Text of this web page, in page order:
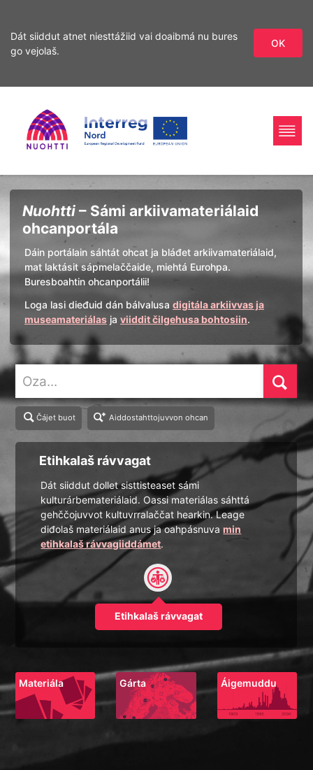
Dát siiddut atnet niesttážiid vai doaibmá nu bures
go vejolaš.
OK
ohcamii
sisdollui
Home
Page
Interreg
Nord
Ohcan
Nuohtti – Sámi arkiivamateriálaid
ohcanportála
Dáin portálain sáhtát ohcat ja bláđet arkiivamateriálaid,
mat laktásit sápmelaččaide, miehtá Eurohpa.
Buresboahtin ohcanportálii!
Loga lasi dieđuid dán bálvalusa digitála arkiivvas ja
museamateriálas ja viiddit čilgehusa bohtosiin.
Čájet buot Aiddostahttojuvvon ohcan
Etihkalaš rávvagat
Dát siiddut dollet sisttisteaset sámi
kulturárbemateriálaid. Oassi materiálas sáhttá
gehččojuvvot kultuvrralaččat hearkin. Leage
diđolaš materiálaid anus ja oahpásnuvamin
etihkalaš rávvagiiddámet.
Etihkalaš rávvagat
Materiála Gárta Áigemuddu